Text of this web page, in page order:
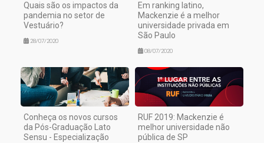
Quais são os impactos da
pandemia no setor de
Vestuário?
28/07/2020
Em ranking latino,
Mackenzie é a melhor
universidade privada em
São Paulo
08/07/2020
Conheça os novos cursos
da Pós-Graduação Lato
Sensu - Especialização
RUF 2019: Mackenzie é
melhor universidade não
pública de SP